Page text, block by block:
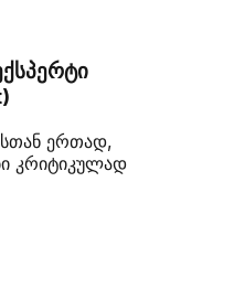
ერთად,
კრიტიკულად